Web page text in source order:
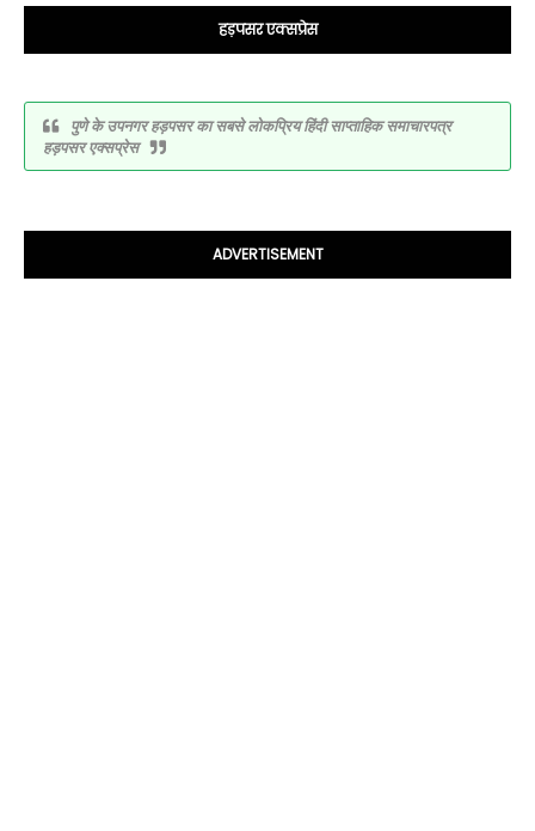
हड़पसर एक्सप्रेस
पुणे के उपनगर हड़पसर का सबसे लोकप्रिय हिंदी साप्ताहिक समाचारपत्र
हड़पसर एक्सप्रेस
ADVERTISEMENT